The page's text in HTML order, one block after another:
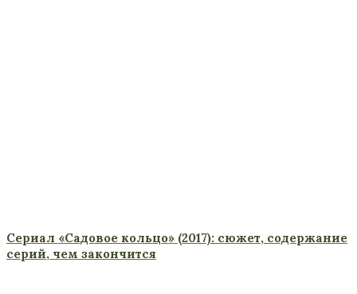
Сериал «Садовое кольцо» (2017): сюжет, содержание
серий, чем закончится